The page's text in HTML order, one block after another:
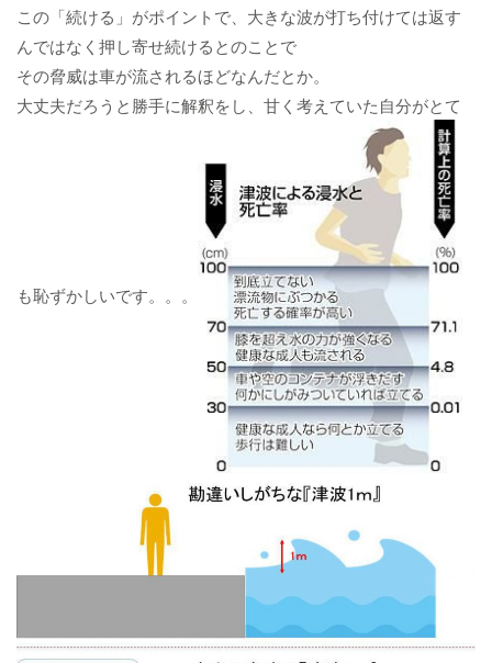
この「続ける」がポイントで、大きな波が打ち付けては返す
んではなく押し寄せ続けるとのことで
その脅威は車が流されるほどなんだとか。
大丈夫だろうと勝手に解釈をし、甘く考えていた自分がとて
も恥ずかしいです。。。